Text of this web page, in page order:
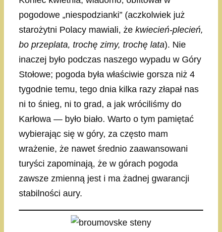
pogodowe „niespodzianki” (aczkolwiek już
starożytni Polacy mawiali, że kwiecień-plecień,
bo przeplata, trochę zimy, trochę lata). Nie
inaczej było podczas naszego wypadu w Góry
Stołowe; pogoda była właściwie gorsza niż 4
tygodnie temu, tego dnia kilka razy złapał nas
ni to śnieg, ni to grad, a jak wróciliśmy do
Karłowa — było biało. Warto o tym pamiętać
wybierając się w góry, za często mam
wrażenie, że nawet średnio zaawansowani
turyści zapominają, że w górach pogoda
zawsze zmienną jest i ma żadnej gwarancji
stabilności aury.